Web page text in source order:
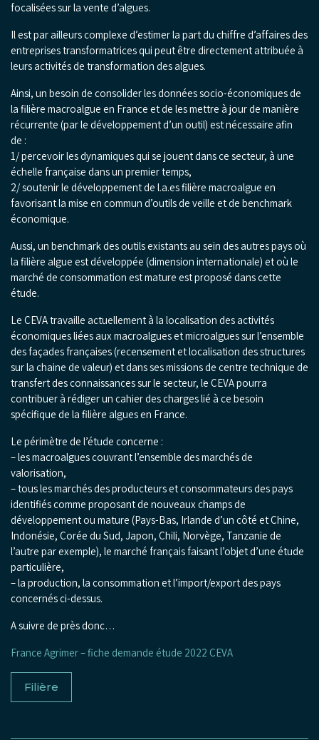
focalisées sur la vente d’algues.
Il est par ailleurs complexe d’estimer la part du chiffre d’affaires des
entreprises transformatrices qui peut être directement attribuée à
leurs activités de transformation des algues.
Ainsi, un besoin de consolider les données socio-économiques de
la filière macroalgue en France et de les mettre à jour de manière
récurrente (par le développement d’un outil) est nécessaire afin
de :
1/ percevoir les dynamiques qui se jouent dans ce secteur, à une
échelle française dans un premier temps,
2/ soutenir le développement de l.a.es filière macroalgue en
favorisant la mise en commun d’outils de veille et de benchmark
économique.
Aussi, un benchmark des outils existants au sein des autres pays où
la filière algue est développée (dimension internationale) et où le
marché de consommation est mature est proposé dans cette
étude.
Le CEVA travaille actuellement à la localisation des activités
économiques liées aux macroalgues et microalgues sur l’ensemble
des façades françaises (recensement et localisation des structures
sur la chaine de valeur) et dans ses missions de centre technique de
transfert des connaissances sur le secteur, le CEVA pourra
contribuer à rédiger un cahier des charges lié à ce besoin
spécifique de la filière algues en France.
Le périmètre de l’étude concerne :
– les macroalgues couvrant l’ensemble des marchés de
valorisation,
– tous les marchés des producteurs et consommateurs des pays
identifiés comme proposant de nouveaux champs de
développement ou mature (Pays-Bas, Irlande d’un côté et Chine,
Indonésie, Corée du Sud, Japon, Chili, Norvège, Tanzanie de
l’autre par exemple), le marché français faisant l’objet d’une étude
particulière,
– la production, la consommation et l’import/export des pays
concernés ci-dessus.
A suivre de près donc…
France Agrimer – fiche demande étude 2022 CEVA
Filière